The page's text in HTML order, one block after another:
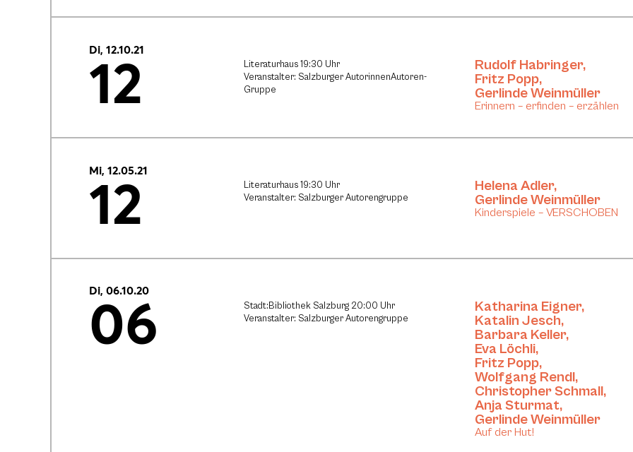
Di, 12.10.21
12
Literaturhaus 19:30 Uhr
Veranstalter: Salzburger AutorinnenAutoren-
Gruppe
Rudolf Habringer,
Fritz Popp,
Gerlinde Weinmüller
Erinnern – erfinden – erzählen
Mi, 12.05.21
12
Literaturhaus 19:30 Uhr
Veranstalter: Salzburger Autorengruppe
Helena Adler,
Gerlinde Weinmüller
Kinderspiele – VERSCHOBEN
Di, 06.10.20
06
Stadt:Bibliothek Salzburg 20:00 Uhr
Veranstalter: Salzburger Autorengruppe
Katharina Eigner,
Katalin Jesch,
Barbara Keller,
Eva Löchli,
Fritz Popp,
Wolfgang Rendl,
Christopher Schmall,
Anja Sturmat,
Gerlinde Weinmüller
Auf der Hut!